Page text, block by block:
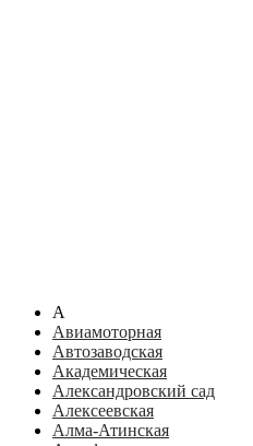
А
Авиамоторная
Автозаводская
Академическая
Александровский сад
Алексеевская
Алма-Атинская